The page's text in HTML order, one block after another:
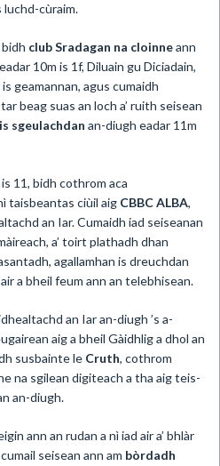
luchd-cùraim.
club Sradagan na cloinneann
10m is 1f, Diluain gu Diciadain,
geamannan, agus cumaidh
beag suas an loch a’ ruith seisean
sgeulachdan an-diugh eadar 11m
11, bidh cothrom aca
taisbeantas ciùil aig CBBC ALBA,
an Iar. Cumaidh iad seiseanan
a’ toirt plathadh dhan
agallamhan is dreuchdan
a bheil feum ann an telebhisean.
an Iar an-diugh ’s a-
aig a bheil Gàidhlig a dhol an
susbainte le Cruth, cothrom
na sgilean digiteach a tha aig teis-
an-diugh.
ann an rudan a nì iad air a’ bhlàr
seisean ann am bòrdadh